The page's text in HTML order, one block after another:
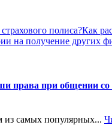
Как
права при общении со
из самых популярных...